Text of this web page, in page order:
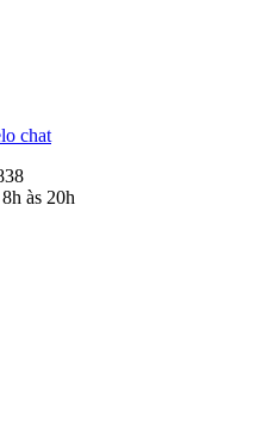
chat
às 20h